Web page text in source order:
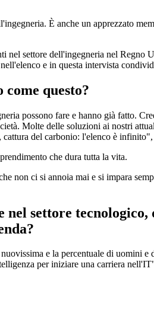
È anche un apprezzato
settore dell'ingegneria nel Regno
e in questa intervista
questo?
possono fare e hanno già fatto.
Molte delle soluzioni ai nostri
cattura del carbonio: l'elenco è
che dura tutta la vita.
non ci si annoia mai e si impara
settore
e la percentuale di uomini
per iniziare una carriera